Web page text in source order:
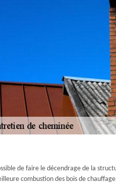
de faire le décendrage de la
combustion des bois de